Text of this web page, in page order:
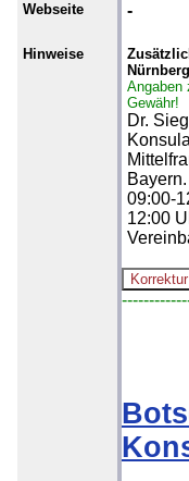
Webseite -
Hinweise
Nürnberg
Angaben
Gewähr!
Dr.
09:00-
12:00